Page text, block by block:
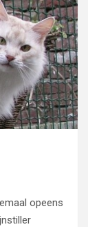
opeens